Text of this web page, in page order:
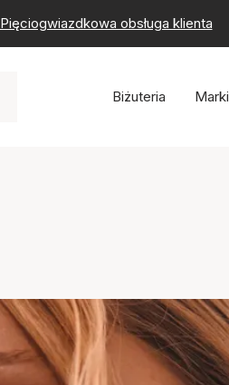
Pięciogwiazdkowa obsługa klienta
Biżuteria Marki